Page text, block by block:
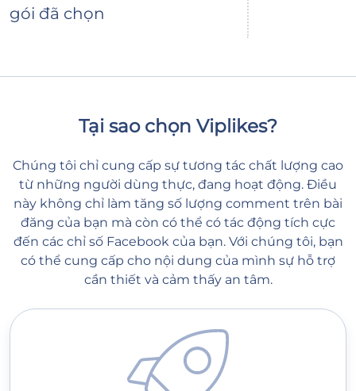
gói đã chọn
Tại sao chọn Viplikes?
Chúng tôi chỉ cung cấp sự tương tác chất lượng cao
từ những người dùng thực, đang hoạt động. Điều
này không chỉ làm tăng số lượng comment trên bài
đăng của bạn mà còn có thể có tác động tích cực
đến các chỉ số Facebook của bạn. Với chúng tôi, bạn
có thể cung cấp cho nội dung của mình sự hỗ trợ
cần thiết và cảm thấy an tâm.